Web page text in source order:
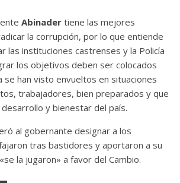
Abinadertiene las mejores
la corrupción, por lo que entiende
las instituciones castrenses y la Policía
los objetivos deben ser colocados
se han visto envueltos en situaciones
trabajadores, bien preparados y que
y bienestar del país.
al gobernante designar a los
tras bastidores y aportaron a su
la jugaron» a favor del Cambio.